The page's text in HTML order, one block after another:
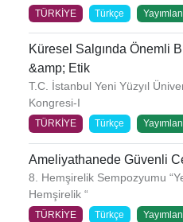
TÜRKİYE Türkçe
Küresel Salgında Önemli
&amp; Etik
T.C. İstanbul Yeni Yüzyıl
Kongresi-I
TÜRKİYE Türkçe
Ameliyathanede Güvenli
8. Hemşirelik Sempozyumu
Hemşirelik “
TÜRKİYE Türkçe